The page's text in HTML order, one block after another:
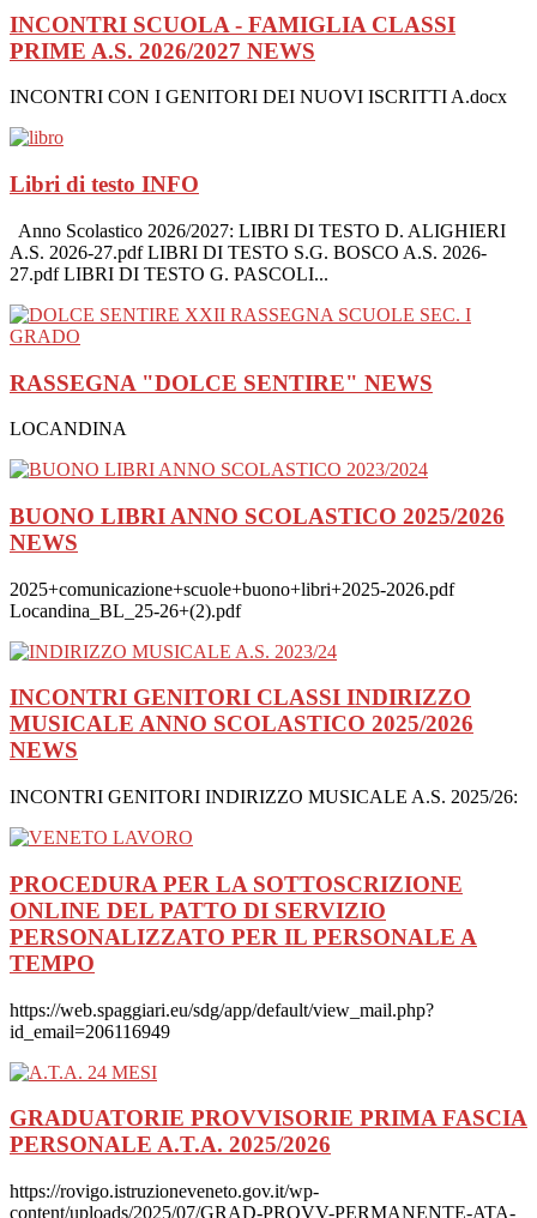
INCONTRI SCUOLA - FAMIGLIA CLASSI
PRIME A.S. 2026/2027 NEWS
INCONTRI CON I GENITORI DEI NUOVI ISCRITTI A.docx
Libri di testo INFO
Anno Scolastico 2026/2027: LIBRI DI TESTO D. ALIGHIERI
A.S. 2026-27.pdf LIBRI DI TESTO S.G. BOSCO A.S. 2026-
27.pdf LIBRI DI TESTO G. PASCOLI...
RASSEGNA "DOLCE SENTIRE" NEWS
LOCANDINA
BUONO LIBRI ANNO SCOLASTICO 2025/2026
NEWS
2025+comunicazione+scuole+buono+libri+2025-2026.pdf
Locandina_BL_25-26+(2).pdf
INCONTRI GENITORI CLASSI INDIRIZZO
MUSICALE ANNO SCOLASTICO 2025/2026
NEWS
INCONTRI GENITORI INDIRIZZO MUSICALE A.S. 2025/26:
PROCEDURA PER LA SOTTOSCRIZIONE
ONLINE DEL PATTO DI SERVIZIO
PERSONALIZZATO PER IL PERSONALE A
TEMPO
https://web.spaggiari.eu/sdg/app/default/view_mail.php?
id_email=206116949
GRADUATORIE PROVVISORIE PRIMA FASCIA
PERSONALE A.T.A. 2025/2026
https://rovigo.istruzioneveneto.gov.it/wp-
content/uploads/2025/07/GRAD-PROVV-PERMANENTE-ATA-